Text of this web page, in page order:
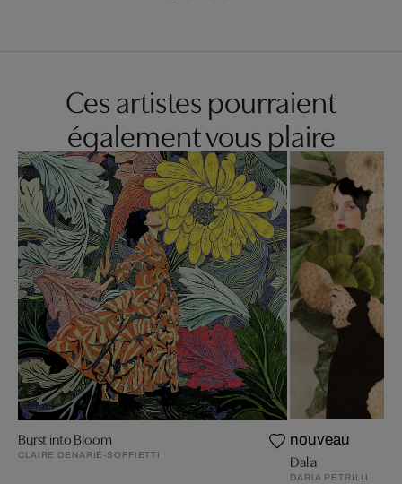
Ces artistes pourraient
également vous plaire
Burst into Bloom
CLAIRE DENARIÉ-SOFFIETTI
nouveau
Dalia
DARIA PETRILLI